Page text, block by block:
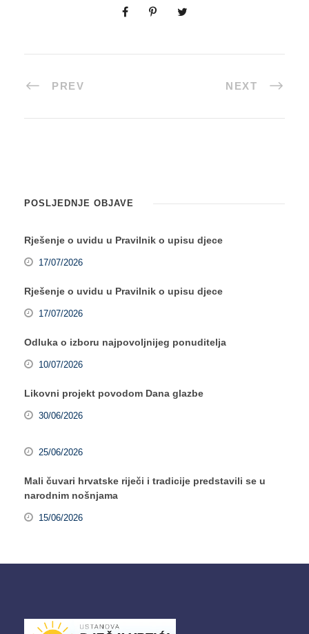
PREV NEXT
POSLJEDNJE OBJAVE
Rješenje o uvidu u Pravilnik o upisu djece
17/07/2026
Rješenje o uvidu u Pravilnik o upisu djece
17/07/2026
Odluka o izboru najpovoljnijeg ponuditelja
10/07/2026
Likovni projekt povodom Dana glazbe
30/06/2026
25/06/2026
Mali čuvari hrvatske riječi i tradicije predstavili se u
narodnim nošnjama
15/06/2026